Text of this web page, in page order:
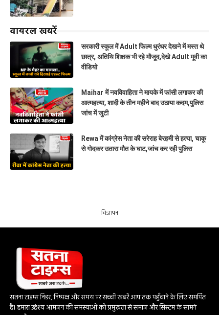
वायरल खबरें
सरकारी स्कूल में Adult फिल्म धुरंधर देखने में मस्त थे
छात्र, अतिथि शिक्षक भी रहे मौजूद,देखे Adult मूवी का
वीडियो
Maihar में नवविवाहिता ने मायके में फांसी लगाकर की
आत्महत्या, शादी के तीन महीने बाद उठाया कदम,पुलिस
जांच में जुटी
Rewa में कांग्रेस नेता की सरेराह बेरहमी से हत्या, चाकू
से गोदकर उतारा मौत के घाट,जांच कर रही पुलिस
विज्ञापन
सतना टाइम्स निडर, निष्पक्ष और समय पर सच्ची खबरें आप तक पहुँचाने के लिए समर्पित
है। हमारा उद्देश्य आमजन की समस्याओं को प्रमुखता से समाज और सिस्टम के सामने